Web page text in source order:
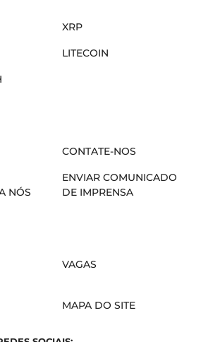
XRP
LITECOIN
CONTATE-NOS
NÓS
ENVIAR COMUNICADO
DE IMPRENSA
VAGAS
MAPA DO SITE